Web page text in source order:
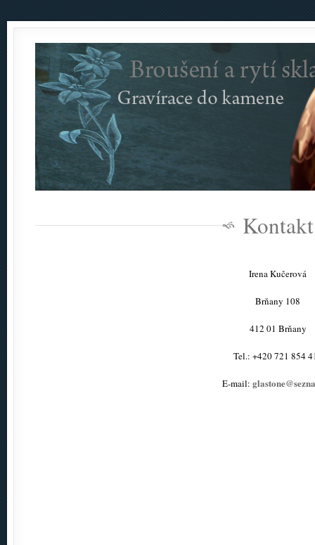
Kontakt
Irena Kučerová
Brňany 108
412 01 Brňany
Tel.: +420 721 854
E-mail: